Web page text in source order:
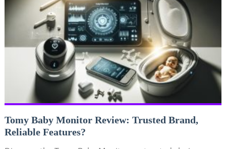
Tomy Baby Monitor Review: Trusted Brand,
Reliable Features?